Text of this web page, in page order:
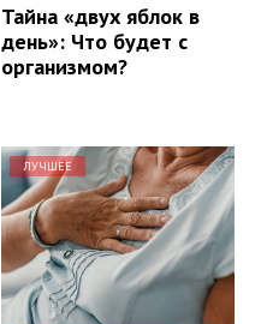
Тайна «двух яблок в
день»: Что будет с
организмом?
ЛУЧШЕЕ